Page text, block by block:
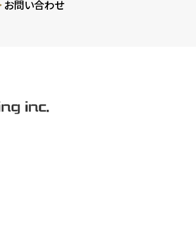
お問い合わせ